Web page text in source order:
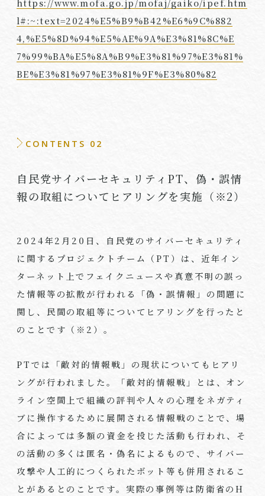
https://www.mofa.go.jp/mofaj/gaiko/ipef.htm
l#:~:text=2024%E5%B9%B42%E6%9C%882
4,%E5%8D%94%E5%AE%9A%E3%81%8C%E
7%99%BA%E5%8A%B9%E3%81%97%E3%81%
BE%E3%81%97%E3%81%9F%E3%80%82
CONTENTS 02
自民党サイバーセキュリティPT、偽・誤情
報の取組についてヒアリングを実施（※2）
2024年2 月 20 日、自民党のサイバーセキュリティ
に関するプロジェクトチーム（PT ）は、近年イン
ターネット上でフェイクニュースや真意不明の誤っ
た情報等の拡散が行われる「偽・誤情報」の問題に
関し、民間の取組等についてヒアリングを行ったと
のことです（※ 2 ）。
PTでは「敵対的情報戦」の現状についてもヒアリ
ングが行われました。「敵対的情報戦」とは、オン
ライン空間上で組織の評判や人々の心理をネガティ
ブに操作するために展開される情報戦のことで、場
合によっては多額の資金を投じた活動も行われ、そ
の活動の多くは匿名・偽名によるもので、サイバー
攻撃や人工的につくられたボット等も併用されるこ
とがあるとのことです。実際の事例等は防衛省のH